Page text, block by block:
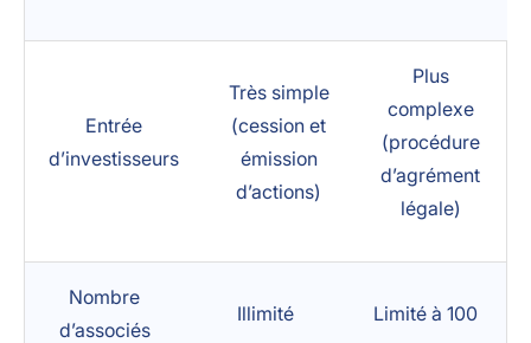
Entrée
d’investisseurs
Très simple
(cession et
émission
d’actions)
Plus
complexe
(procédure
d’agrément
légale)
Nombre
d’associés
Illimité Limité à 100